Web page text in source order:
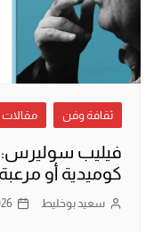
ثقافة وفن مقالات
فيليب سوليرس:
كوميدية أو مرعبة
سعيد بوخليط